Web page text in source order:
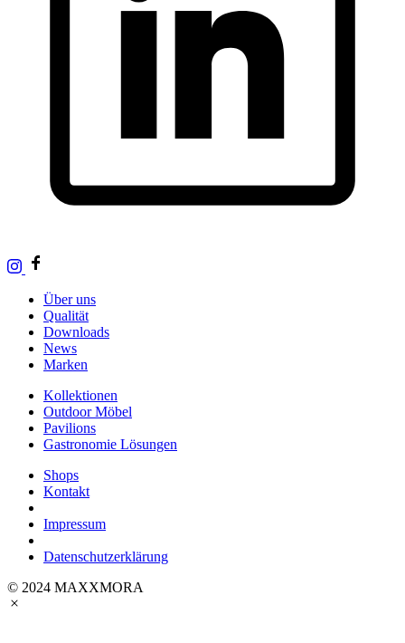
Über uns
Qualität
Downloads
News
Marken
Kollektionen
Outdoor Möbel
Pavilions
Gastronomie Lösungen
Shops
Kontakt
Impressum
Datenschutzerklärung
© 2024 MAXXMORA